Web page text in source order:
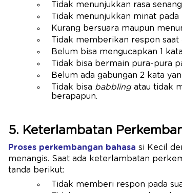
Tidak menunjukkan rasa
Tidak menunjukkan minat
Kurang bersuara maupun
Tidak memberikan respon saat
Belum bisa mengucapkan 1
Tidak bisa bermain pura-pura
Belum ada gabungan 2 kata
Tidak bisa babbling atau tidak
berapapun.
5. Keterlambatan
Proses perkembangan bahasa si Kecil
menangis. Saat ada keterlambatan
tanda berikut:
Tidak memberi respon pada